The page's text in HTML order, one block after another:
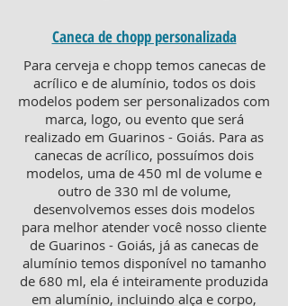
Caneca de chopp personalizada
Para cerveja e chopp temos canecas de
acrílico e de alumínio, todos os dois
modelos podem ser personalizados com
marca, logo, ou evento que será
realizado em Guarinos - Goiás. Para as
canecas de acrílico, possuímos dois
modelos, uma de 450 ml de volume e
outro de 330 ml de volume,
desenvolvemos esses dois modelos
para melhor atender você nosso cliente
de Guarinos - Goiás, já as canecas de
alumínio temos disponível no tamanho
de 680 ml, ela é inteiramente produzida
em alumínio, incluindo alça e corpo,